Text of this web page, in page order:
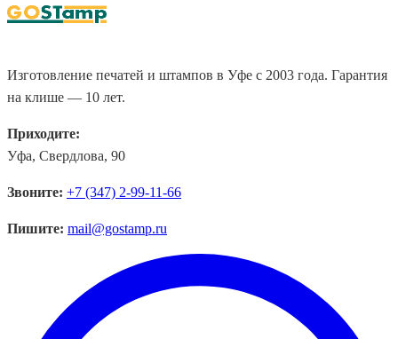
Изготовление печатей и штампов в Уфе с 2003 года. Гарантия
на клише — 10 лет.
Приходите:
Уфа, Свердлова, 90
Звоните: +7 (347) 2-99-11-66
Пишите: mail@gostamp.ru